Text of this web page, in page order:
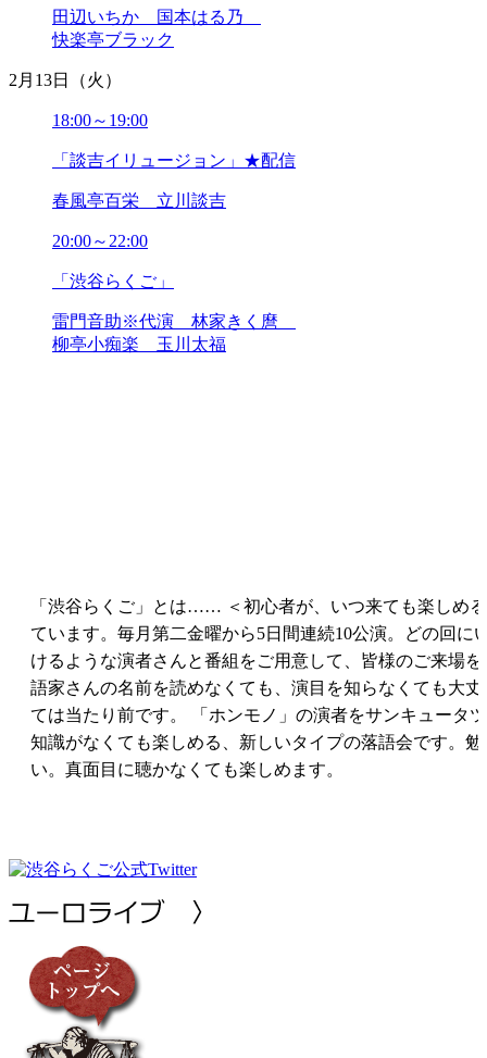
2019年11月
2019年10月
2019年08月
2019年06月
2019年05月
2019年04月
2019年03月
2019年01月
2018年11月
2018年10月
2018年09月
2018年08月
2017年09月
2017年08月
2017年07月
2017年06月
2017年05月
2017年04月
2017年03月
2017年02月
2016年10月
2016年09月
2016年08月
2016年07月
2016年06月
2016年05月
2016年04月
2016年03月
2016年02月
田辺いちか 国本はる乃
快楽亭ブラック
2月13日（火）
18:00～19:00
「談吉イリュージョン」★配信
春風亭百栄 立川談吉
20:00～22:00
「渋谷らくご」
雷門音助※代演 林家きく麿
柳亭小痴楽 玉川太福
「渋谷らくご」とは…… ＜初心者が、いつ来ても楽しめ
ています。毎月第二金曜から5日間連続10公演。どの回に
けるような演者さんと番組をご用意して、皆様のご来場
語家さんの名前を読めなくても、演目を知らなくても大
ては当たり前です。 「ホンモノ」の演者をサンキュータ
知識がなくても楽しめる、新しいタイプの落語会です。
い。真面目に聴かなくても楽しめます。